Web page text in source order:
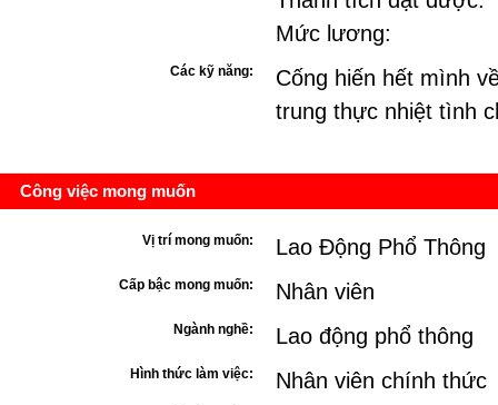
Mức lương:
Các kỹ năng:
Cống hiến hết mình
trung thực nhiệt tình
Công việc mong muốn
Vị trí mong muốn: Lao Động Phổ Thông
Cấp bậc mong muốn: Nhân viên
Ngành nghề: Lao động phổ thông
Hình thức làm việc: Nhân viên chính thức